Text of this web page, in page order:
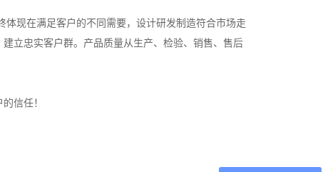
现在满足客户的不同需要，设计研发制造符合市场走
立忠实客户群。产品质量从生产、检验、销售、售后
信任！